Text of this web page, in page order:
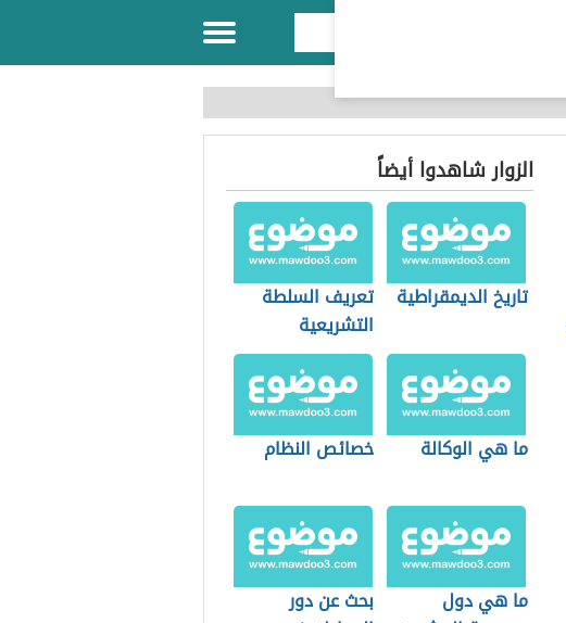
الزوار شاهدوا أيضاً
تاريخ الديمقراطية
تعريف السلطة
التشريعية
ما هي الوكالة خصائص النظام
ما هي دول
بحث عن دور